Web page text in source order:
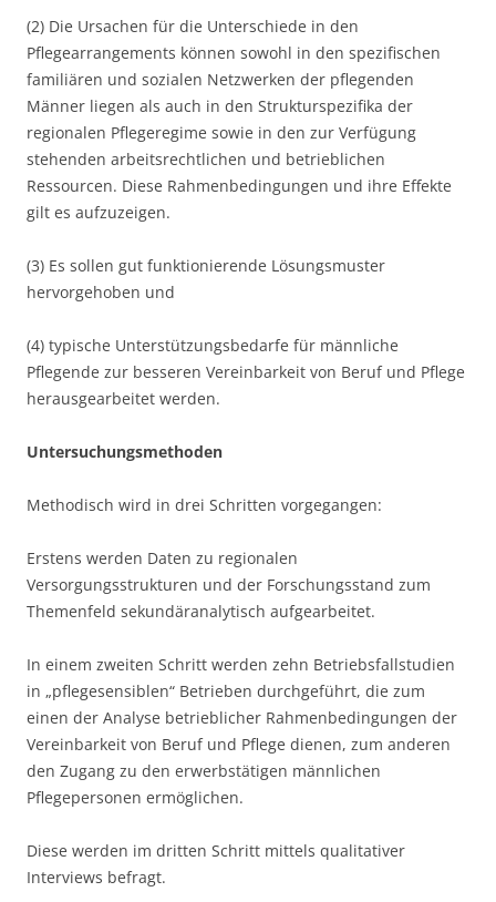
(2) Die Ursachen für die Unterschiede in den
Pflegearrangements können sowohl in den spezifischen
familiären und sozialen Netzwerken der pflegenden
Männer liegen als auch in den Strukturspezifika der
regionalen Pflegeregime sowie in den zur Verfügung
stehenden arbeitsrechtlichen und betrieblichen
Ressourcen. Diese Rahmenbedingungen und ihre Effekte
gilt es aufzuzeigen.
(3) Es sollen gut funktionierende Lösungsmuster
hervorgehoben und
(4) typische Unterstützungsbedarfe für männliche
Pflegende zur besseren Vereinbarkeit von Beruf und Pflege
herausgearbeitet werden.
Untersuchungsmethoden
Methodisch wird in drei Schritten vorgegangen:
Erstens werden Daten zu regionalen
Versorgungsstrukturen und der Forschungsstand zum
Themenfeld sekundäranalytisch aufgearbeitet.
In einem zweiten Schritt werden zehn Betriebsfallstudien
in „pflegesensiblen“ Betrieben durchgeführt, die zum
einen der Analyse betrieblicher Rahmenbedingungen der
Vereinbarkeit von Beruf und Pflege dienen, zum anderen
den Zugang zu den erwerbstätigen männlichen
Pflegepersonen ermöglichen.
Diese werden im dritten Schritt mittels qualitativer
Interviews befragt.